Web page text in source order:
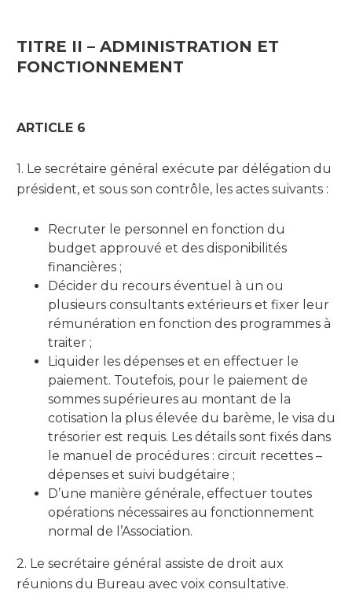
TITRE II – ADMINISTRATION ET
FONCTIONNEMENT
ARTICLE 6
1. Le secrétaire général exécute par délégation du
président, et sous son contrôle, les actes suivants :
Recruter le personnel en fonction du
budget approuvé et des disponibilités
financières ;
Décider du recours éventuel à un ou
plusieurs consultants extérieurs et fixer leur
rémunération en fonction des programmes à
traiter ;
Liquider les dépenses et en effectuer le
paiement. Toutefois, pour le paiement de
sommes supérieures au montant de la
cotisation la plus élevée du barème, le visa du
trésorier est requis. Les détails sont fixés dans
le manuel de procédures : circuit recettes –
dépenses et suivi budgétaire ;
D’une manière générale, effectuer toutes
opérations nécessaires au fonctionnement
normal de l’Association.
2. Le secrétaire général assiste de droit aux
réunions du Bureau avec voix consultative.